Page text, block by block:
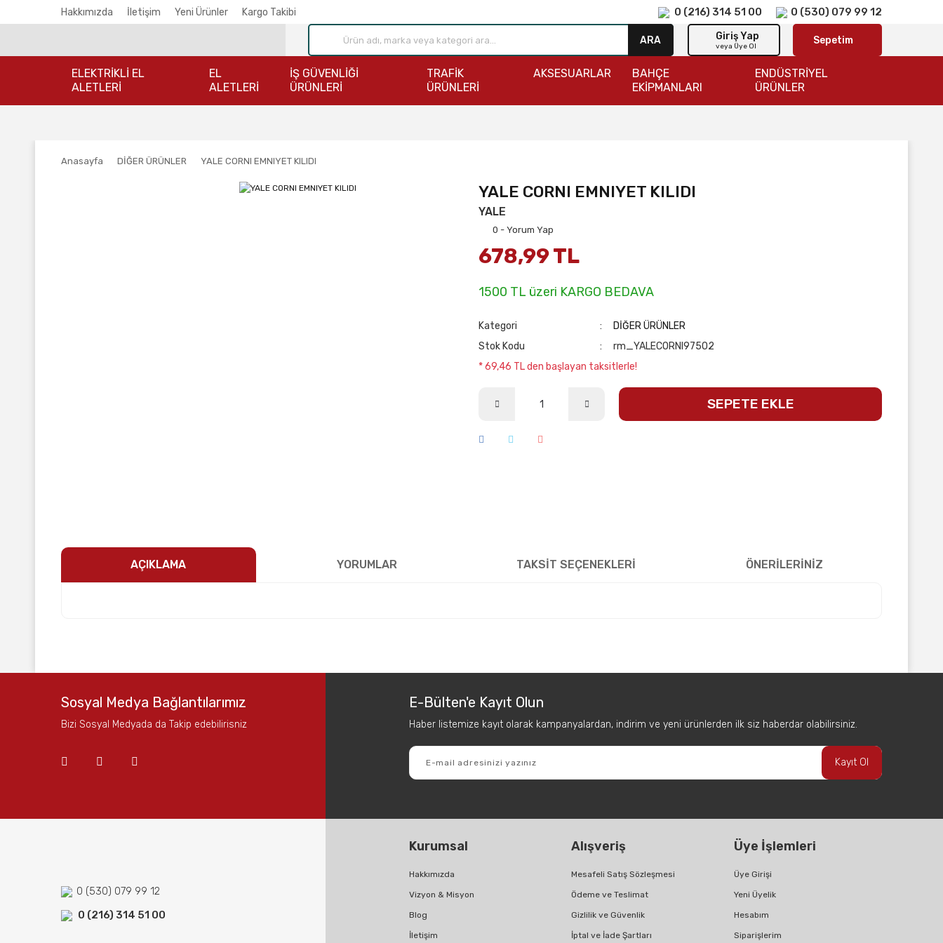
Hakkımızda İletişim Yeni Ürünler Kargo Takibi 0 (216) 314 51 00 0 (530) 079 99 12
ARA Giriş Yap
veya Üye Ol Sepetim
ELEKTRİKLİ EL
ALETLERİ
EL
ALETLERİ
İŞ GÜVENLİĞİ
ÜRÜNLERİ
TRAFİK
ÜRÜNLERİ
AKSESUARLAR
BAHÇE
EKİPMANLARI
ENDÜSTRİYEL
ÜRÜNLER
Anasayfa DİĞER ÜRÜNLER YALE CORNI EMNIYET KILIDI
YALE CORNI EMNIYET KILIDI
YALE
0 - Yorum Yap
678,99 TL
1500 TL üzeri KARGO BEDAVA
Kategori
DİĞER ÜRÜNLER
Stok Kodu
rm_YALECORNI97502
* 69,46 TL den başlayan taksitlerle!
SEPETE EKLE
AÇIKLAMA YORUMLAR TAKSİT SEÇENEKLERİ ÖNERİLERİNİZ
Yorum Yaz
Ürün açıklamasında eksik bilgiler bulunuyor.
Ürün fiyatı diğer sitelerden daha pahalı.
Sosyal Medya Bağlantılarımız
Bizi Sosyal Medyada da Takip edebilirisniz
E-Bülten'e Kayıt Olun
Haber listemize kayıt olarak kampanyalardan, indirim ve yeni ürünlerden ilk siz haberdar olabilirsiniz.
Kayıt Ol
0 (530) 079 99 12
0 (216) 314 51 00
Kurumsal
Hakkımızda
Vizyon & Misyon
Blog
İletişim
Alışveriş
Mesafeli Satış Sözleşmesi
Ödeme ve Teslimat
Gizlilik ve Güvenlik
İptal ve İade Şartları
Üye İşlemleri
Üye Girişi
Yeni Üyelik
Hesabım
Siparişlerim